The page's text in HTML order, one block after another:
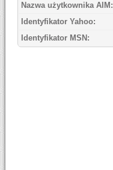
Nazwa użytkownika AIM:
Identyfikator Yahoo:
Identyfikator MSN: